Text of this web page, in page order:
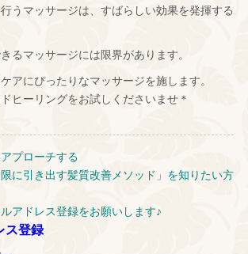
うマッサージは、すばらしい効果を発揮する
るマッサージには限界があります。
アにぴったりなマッサージを施します。
ヒーリングをお試しくださいませ＊
プローチする
限に引き出す髪質改善メソッド」を知りたい方
アドレス登録をお願いします♪
ス登録